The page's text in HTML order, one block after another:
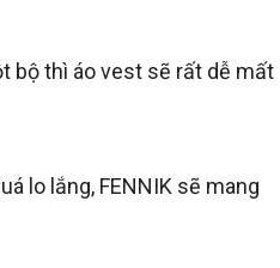
bộ thì áo vest sẽ rất dễ mất
lo lắng, FENNIK sẽ mang